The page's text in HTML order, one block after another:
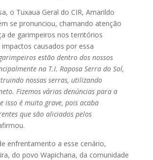
o Tuxaua Geral do CIR, Amarildo
se pronunciou, chamando atenção
de garimpeiros nos territórios
causados por essa
estão dentro dos nossos
na T.I. Raposa Serra do Sol,
nossas serras, utilizando
Fizemos várias denúncias para a
isso é muito grave, pois acaba
que são aliciados pelos
enfrentamento a esse cenário,
do povo Wapichana, da comunidade